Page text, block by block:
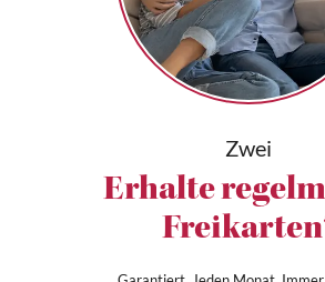
Zwei
Erhalte